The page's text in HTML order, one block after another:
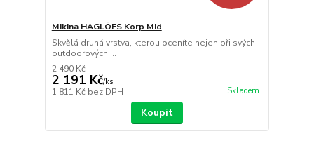
Mikina HAGLÖFS Korp Mid
Skvělá druhá vrstva, kterou oceníte nejen při svých
outdoorových ...
2 490 Kč
2 191 Kč/ks
1 811 Kč bez DPH Skladem
Koupit